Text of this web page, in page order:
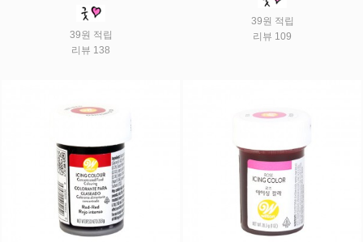
39원 적립
리뷰 138
39원 적립
리뷰 109